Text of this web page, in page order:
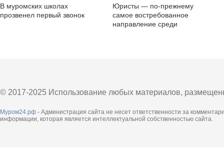
В муромских школах
прозвенел первый звонок
Юристы — по-прежнему
самое востребованное
направление среди
© 2017-2025 Использование любых материалов,
Муром24.рф - Администрация сайта не несет ответственности за
информации, которая является интеллектуальной собственностью сайта.